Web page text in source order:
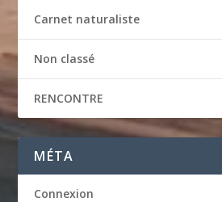
Carnet naturaliste
Non classé
RENCONTRE
MÉTA
Connexion